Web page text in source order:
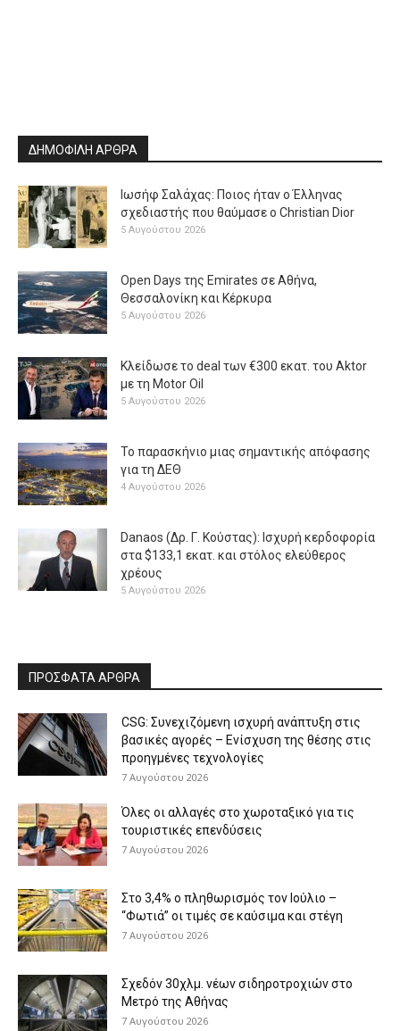
ΔΗΜΟΦΙΛΗ ΑΡΘΡΑ
Ιωσήφ Σαλάχας: Ποιος ήταν ο Έλληνας
σχεδιαστής που θαύμασε ο Christian Dior
5 Αυγούστου 2026
Open Days της Emirates σε Αθήνα,
Θεσσαλονίκη και Κέρκυρα
5 Αυγούστου 2026
Κλείδωσε το deal των €300 εκατ. του Aktor
με τη Μotor Oil
5 Αυγούστου 2026
Το παρασκήνιο μιας σημαντικής απόφασης
για τη ΔΕΘ
4 Αυγούστου 2026
Danaos (Δρ. Γ. Κούστας): Ισχυρή κερδοφορία
στα $133,1 εκατ. και στόλος ελεύθερος
χρέους
5 Αυγούστου 2026
ΠΡΟΣΦΑΤΑ ΑΡΘΡΑ
CSG: Συνεχιζόμενη ισχυρή ανάπτυξη στις
βασικές αγορές – Ενίσχυση της θέσης στις
προηγμένες τεχνολογίες
7 Αυγούστου 2026
Όλες οι αλλαγές στο χωροταξικό για τις
τουριστικές επενδύσεις
7 Αυγούστου 2026
Στο 3,4% ο πληθωρισμός τον Ιούλιο –
“Φωτιά” οι τιμές σε καύσιμα και στέγη
7 Αυγούστου 2026
Σχεδόν 30χλμ. νέων σιδηροτροχιών στο
Μετρό της Αθήνας
7 Αυγούστου 2026